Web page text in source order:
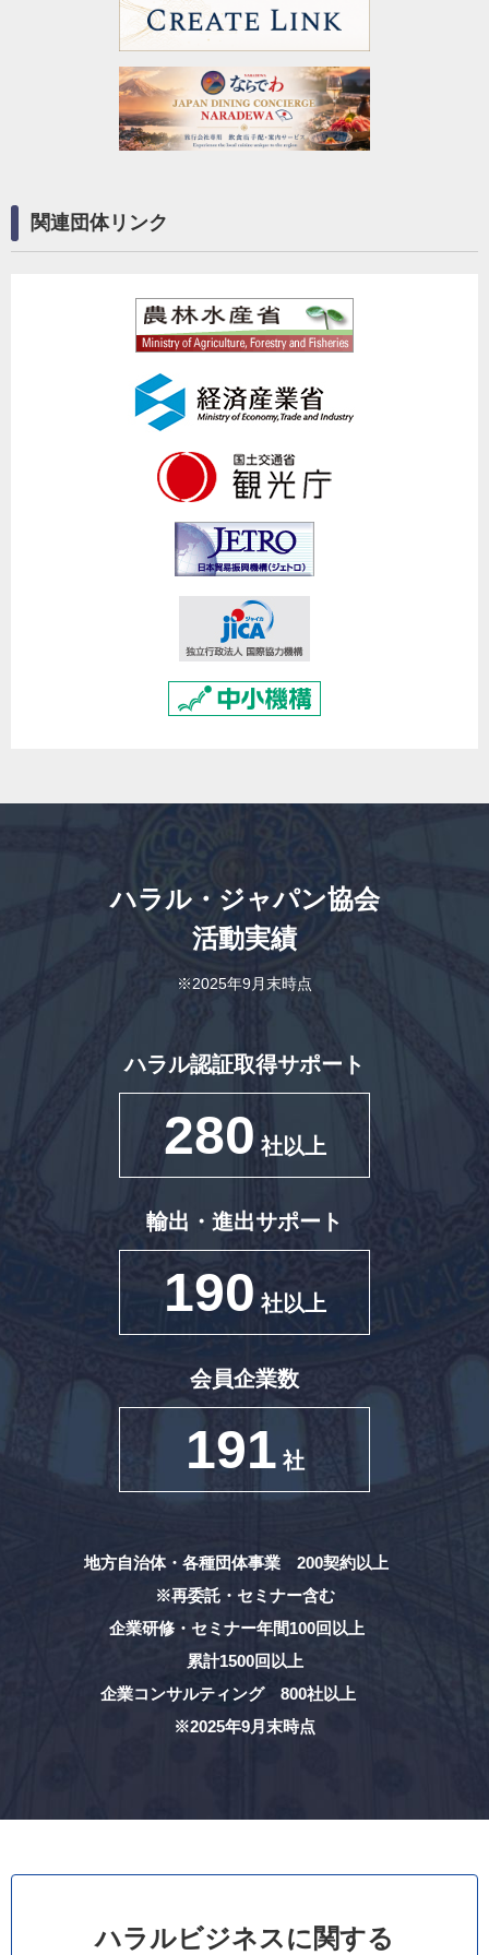
関連団体リンク
ハラル・ジャパン協会
活動実績
※2025年9月末時点
ハラル認証取得サポート
280 社以上
輸出・進出サポート
190 社以上
会員企業数
191 社
地方自治体・各種団体事業 200契約以上
※再委託・セミナー含む
企業研修・セミナー年間100回以上
累計1500回以上
企業コンサルティング 800社以上
※2025年9月末時点
ハラルビジネスに関する